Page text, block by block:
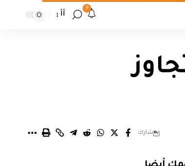
9
أأ
شارك